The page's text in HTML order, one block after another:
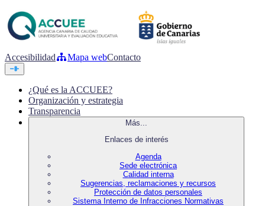
Accesibilidad Mapa webContacto
¿Qué es la ACCUEE?
Organización y estrategia
Transparencia
Más...
Enlaces de interés
Agenda
Sede electrónica
Calidad interna
Sugerencias, reclamaciones y recursos
Protección de datos personales
Sistema Interno de Infracciones Normativas